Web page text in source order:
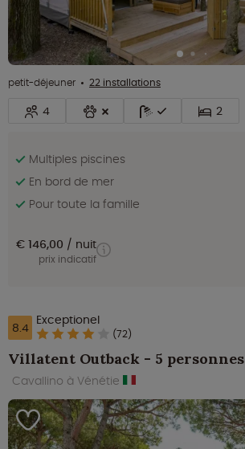
petit-déjeuner 22 installations
4 2
Multiples piscines
En bord de mer
Pour toute la famille
€ 146,00 nuit
prix indicatif
8.4 Exceptionel
(72)
Villatent Outback - 5 personnes
Cavallino à Vénétie